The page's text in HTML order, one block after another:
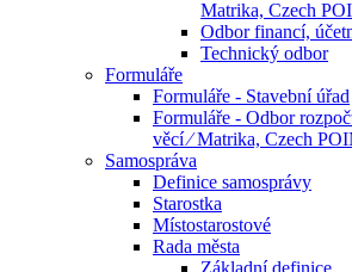
Matrika, Czech
Odbor financí,
Technický odbor
Formuláře
Formuláře - Stavební úřad
Formuláře - Odbor
věcí ⁄ Matrika, Czech
Samospráva
Definice samosprávy
Starostka
Místostarostové
Rada města
Základní definice